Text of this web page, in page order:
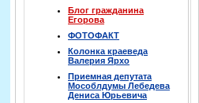
Блог гражданина
Егорова
ФОТОФАКТ
Колонка краеведа
Валерия Ярхо
Приемная депутата
Мособлдумы Лебедева
Дениса Юрьевича